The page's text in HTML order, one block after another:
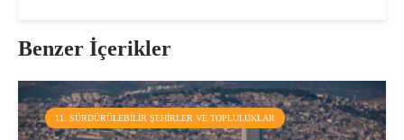
Benzer İçerikler
11. SÜRDÜRÜLEBILIR ŞEHIRLER VE TOPLULUKLAR